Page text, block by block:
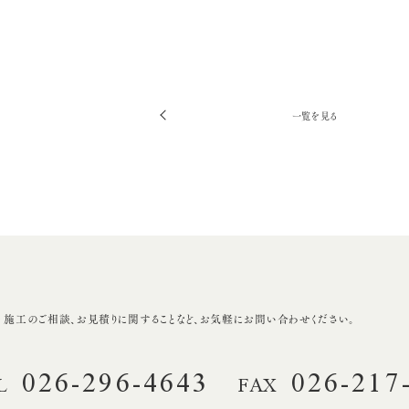
前
一覧を見る
施工のご相談、 お見積りに関することなど、 お気軽にお問い合わせください。
026-296-4643 FAX 026-